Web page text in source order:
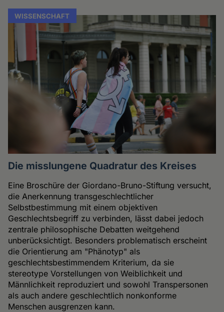
WISSENSCHAFT
Die misslungene Quadratur des Kreises
Eine Broschüre der Giordano-Bruno-Stiftung versucht,
die Anerkennung transgeschlechtlicher
Selbstbestimmung mit einem objektiven
Geschlechtsbegriff zu verbinden, lässt dabei jedoch
zentrale philosophische Debatten weitgehend
unberücksichtigt. Besonders problematisch erscheint
die Orientierung am "Phänotyp" als
geschlechtsbestimmendem Kriterium, da sie
stereotype Vorstellungen von Weiblichkeit und
Männlichkeit reproduziert und sowohl Transpersonen
als auch andere geschlechtlich nonkonforme
Menschen ausgrenzen kann.